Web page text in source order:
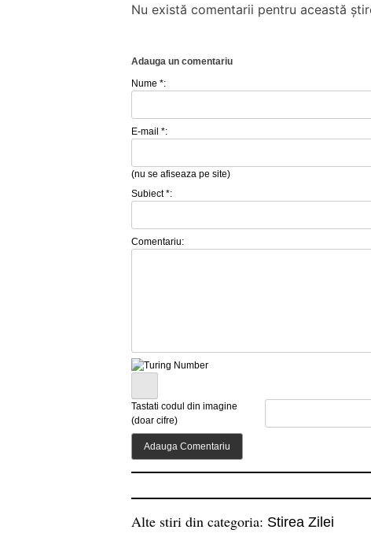
Nu există comentarii pentru această
Adauga un comentariu
Nume *:
E-mail *:
(nu se afiseaza pe site)
Subiect *:
Comentariu:
Tastati codul din imagine
(doar cifre)
Alte stiri din categoria: Stirea Zilei